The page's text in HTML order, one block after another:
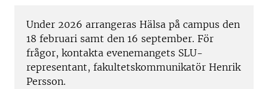
Under 2026 arrangeras Hälsa på campus den
18 februari samt den 16 september. För
frågor, kontakta evenemangets SLU-
representant, fakultetskommunikatör Henrik
Persson.